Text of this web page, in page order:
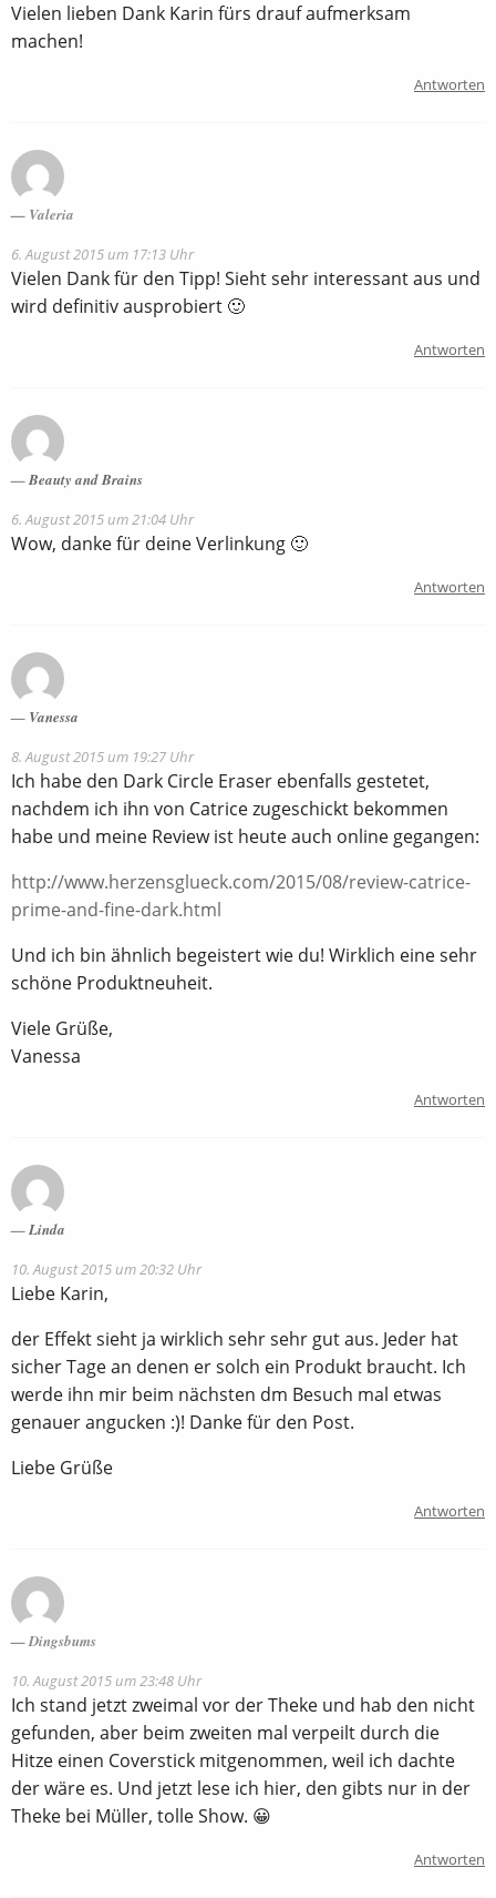
Vielen lieben Dank Karin fürs drauf aufmerksam
machen!
Antworten
Valeria
6. August 2015 um 17:13 Uhr
Vielen Dank für den Tipp! Sieht sehr interessant aus und
wird definitiv ausprobiert 🙂
Antworten
Beauty and Brains
6. August 2015 um 21:04 Uhr
Wow, danke für deine Verlinkung 🙂
Antworten
Vanessa
8. August 2015 um 19:27 Uhr
Ich habe den Dark Circle Eraser ebenfalls gestetet,
nachdem ich ihn von Catrice zugeschickt bekommen
habe und meine Review ist heute auch online gegangen:
http://www.herzensglueck.com/2015/08/review-catrice-
prime-and-fine-dark.html
Und ich bin ähnlich begeistert wie du! Wirklich eine sehr
schöne Produktneuheit.
Viele Grüße,
Vanessa
Antworten
Linda
10. August 2015 um 20:32 Uhr
Liebe Karin,
der Effekt sieht ja wirklich sehr sehr gut aus. Jeder hat
sicher Tage an denen er solch ein Produkt braucht. Ich
werde ihn mir beim nächsten dm Besuch mal etwas
genauer angucken :)! Danke für den Post.
Liebe Grüße
Antworten
Dingsbums
10. August 2015 um 23:48 Uhr
Ich stand jetzt zweimal vor der Theke und hab den nicht
gefunden, aber beim zweiten mal verpeilt durch die
Hitze einen Coverstick mitgenommen, weil ich dachte
der wäre es. Und jetzt lese ich hier, den gibts nur in der
Theke bei Müller, tolle Show. 😀
Antworten